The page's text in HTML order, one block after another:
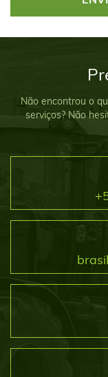
Não encontrou o
serviços? Não